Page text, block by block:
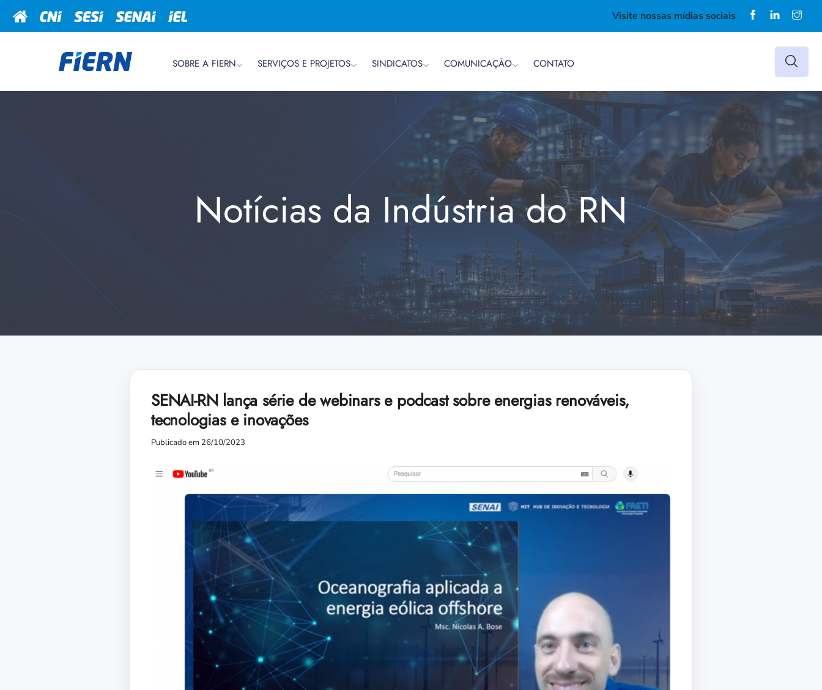
Visite nossas mídias sociais
SOBRE A FIERN SERVIÇOS E PROJETOS SINDICATOS COMUNICAÇÃO CONTATO
Notícias da Indústria do RN
SENAI-RN lança série de webinars e podcast sobre energias renováveis,
tecnologias e inovações
Publicado em 26/10/2023